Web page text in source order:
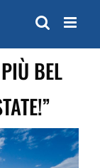
BEL